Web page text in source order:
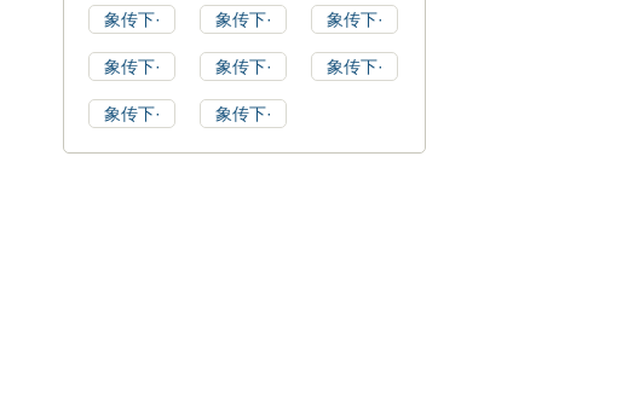
象传下· 象传下· 象传下·
象传下· 象传下· 象传下·
象传下· 象传下·